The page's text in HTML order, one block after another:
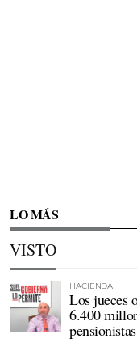
LO MÁS
VISTO
HACIENDA
Los jueces
6.400